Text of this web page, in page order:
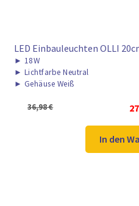
LED Einbauleuchten OLLI
► 18W
► Lichtfarbe Neutral
► Gehäuse Weiß
36,98€
war:
In den